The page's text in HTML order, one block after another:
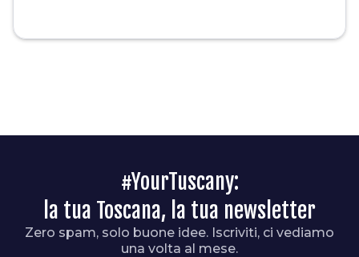
#YourTuscany:
la tua Toscana, la tua newsletter
Zero spam, solo buone idee. Iscriviti, ci vediamo
una volta al mese.